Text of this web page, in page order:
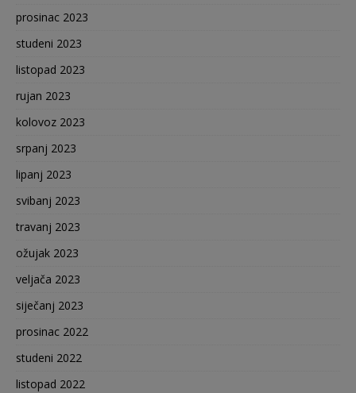
prosinac 2023
studeni 2023
listopad 2023
rujan 2023
kolovoz 2023
srpanj 2023
lipanj 2023
svibanj 2023
travanj 2023
ožujak 2023
veljača 2023
siječanj 2023
prosinac 2022
studeni 2022
listopad 2022